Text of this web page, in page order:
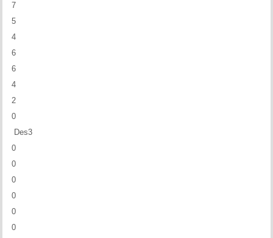
7
5
4
6
6
4
2
0
Des3
0
0
0
0
0
0